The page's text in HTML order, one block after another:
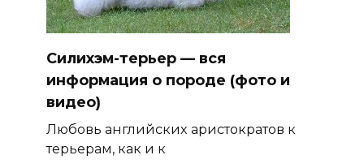
Силихэм-терьер — вся
информация о породе (фото и
видео)
Любовь английских аристократов к
терьерам, как и к